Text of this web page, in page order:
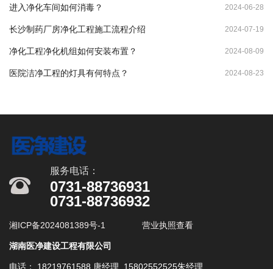
2024-06-28
进入净化车间如何消毒？
2024-07-19
长沙制药厂房净化工程施工流程介绍
2024-08-09
净化工程净化机组如何安装布置？
2024-08-23
医院洁净工程的灯具有何特点？
服务电话：
0731-88736931
0731-88736932
湘ICP备2024081389号-1 营业执照查看
湖南医净建设工程有限公司
电话： 18219761588 唐经理 15802552525朱经理